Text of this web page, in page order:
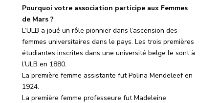
Pourquoi votre association participe aux Femmes
de Mars ?
L’ULB a joué un rôle pionnier dans l’ascension des
femmes universitaires dans le pays. Les trois premières
étudiantes inscrites dans une université belge le sont à
l’ULB en 1880.
La première femme assistante fut Polina Mendeleef en
1924.
La première femme professeure fut Madeleine